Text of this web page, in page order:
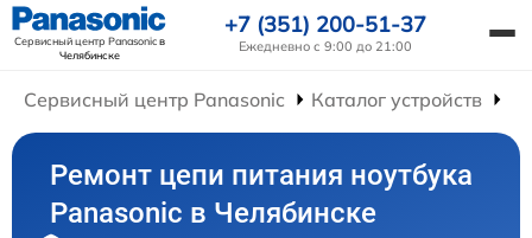
Сервисный центр Panasonicв
Челябинске
+7 (351) 200-51-37
Ежедневно с 9:00 до 21:00
Сервисный центр Panasonic Каталог устройств
Ремонт цепи питания ноутбука
Panasonic в Челябинске